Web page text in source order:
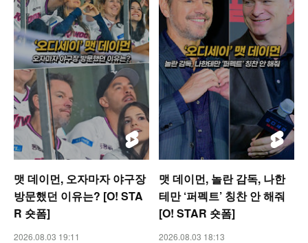
맷 데이먼, 오자마자 야구장
방문했던 이유는? [O! STA
R 숏폼]
2026.08.03 19:11
맷 데이먼, 놀란 감독, 나한
테만 ‘퍼펙트’ 칭찬 안 해줘
[O! STAR 숏폼]
2026.08.03 18:13